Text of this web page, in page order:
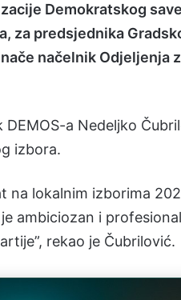
Demokratskog
za predsjednika
načelnik Odjeljenja
a Nedeljko
izbora.
na lokalnim izborima
ambiciozan i
rekao je Čubrilović.